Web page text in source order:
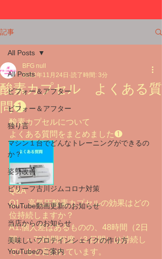
記事
All Posts
ビフォー＆アフター
ビフォー＆アフター
独り言
マシン１台でどんなトレーニングができるの
か？
姿勢改善
ビリーフ古川ジムコロナ対策
YouTube動画更新のお知らせ
当店からのお知らせ
美味しいプロテインシェイクの作り方
YouTubeのご案内
All Posts
酸素カプセル よくある質
問❶
BFG null
2022年11月24日 読了時間: 3分
酸素カプセルについて
よくある質問をまとめました❶
Q&A
Q1．高気圧酸素カプセルの効果はどの
位持続しますか？
A1.個人差はあるものの、48時間（2日
間）～72時間程度（3 日間）は持続し
ていると言われています。